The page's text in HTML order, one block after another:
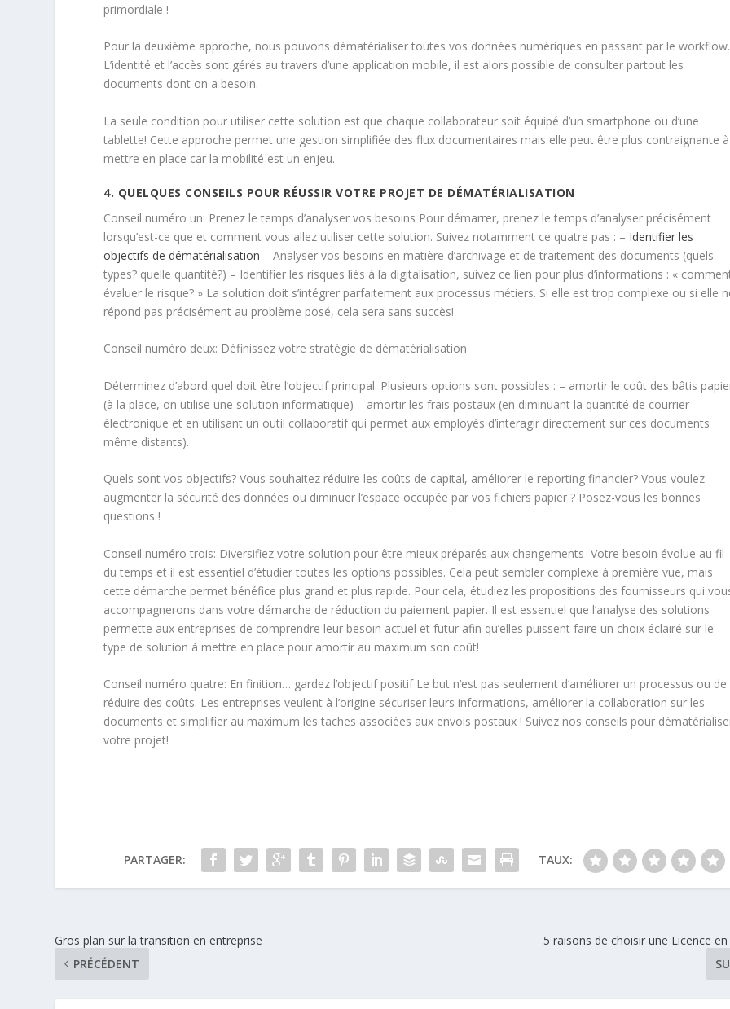
primordiale !
Pour la deuxième approche, nous pouvons dématérialiser toutes vos données numériques en passant par le workflow.
L’identité et l’accès sont gérés au travers d’une application mobile, il est alors possible de consulter partout les
documents dont on a besoin.
La seule condition pour utiliser cette solution est que chaque collaborateur soit équipé d’un smartphone ou d’une
tablette! Cette approche permet une gestion simplifiée des flux documentaires mais elle peut être plus contraignante à
mettre en place car la mobilité est un enjeu.
4. QUELQUES CONSEILS POUR RÉUSSIR VOTRE PROJET DE DÉMATÉRIALISATION
Conseil numéro un: Prenez le temps d’analyser vos besoins Pour démarrer, prenez le temps d’analyser précisément
lorsqu’est-ce que et comment vous allez utiliser cette solution. Suivez notamment ce quatre pas : – Identifier les
objectifs de dématérialisation – Analyser vos besoins en matière d’archivage et de traitement des documents (quels
types? quelle quantité?) – Identifier les risques liés à la digitalisation, suivez ce lien pour plus d’informations : «
évaluer le risque? » La solution doit s’intégrer parfaitement aux processus métiers. Si elle est trop complexe ou si elle
répond pas précisément au problème posé, cela sera sans succès!
Conseil numéro deux: Définissez votre stratégie de dématérialisation
Déterminez d’abord quel doit être l’objectif principal. Plusieurs options sont possibles : – amortir le coût des bâtis
(à la place, on utilise une solution informatique) – amortir les frais postaux (en diminuant la quantité de courrier
électronique et en utilisant un outil collaboratif qui permet aux employés d’interagir directement sur ces documents
même distants).
Quels sont vos objectifs? Vous souhaitez réduire les coûts de capital, améliorer le reporting financier? Vous voulez
augmenter la sécurité des données ou diminuer l’espace occupée par vos fichiers papier ? Posez-vous les bonnes
questions !
Conseil numéro trois: Diversifiez votre solution pour être mieux préparés aux changements Votre besoin évolue au fil
du temps et il est essentiel d’étudier toutes les options possibles. Cela peut sembler complexe à première vue, mais
cette démarche permet bénéfice plus grand et plus rapide. Pour cela, étudiez les propositions des fournisseurs qui
accompagnerons dans votre démarche de réduction du paiement papier. Il est essentiel que l’analyse des solutions
permette aux entreprises de comprendre leur besoin actuel et futur afin qu’elles puissent faire un choix éclairé sur le
type de solution à mettre en place pour amortir au maximum son coût!
Conseil numéro quatre: En finition… gardez l’objectif positif Le but n’est pas seulement d’améliorer un processus ou de
réduire des coûts. Les entreprises veulent à l’origine sécuriser leurs informations, améliorer la collaboration sur les
documents et simplifier au maximum les taches associées aux envois postaux ! Suivez nos conseils pour
votre projet!
PARTAGER: TAUX:
Gros plan sur la transition en entreprise
PRÉCÉDENT
5 raisons de choisir une Licence